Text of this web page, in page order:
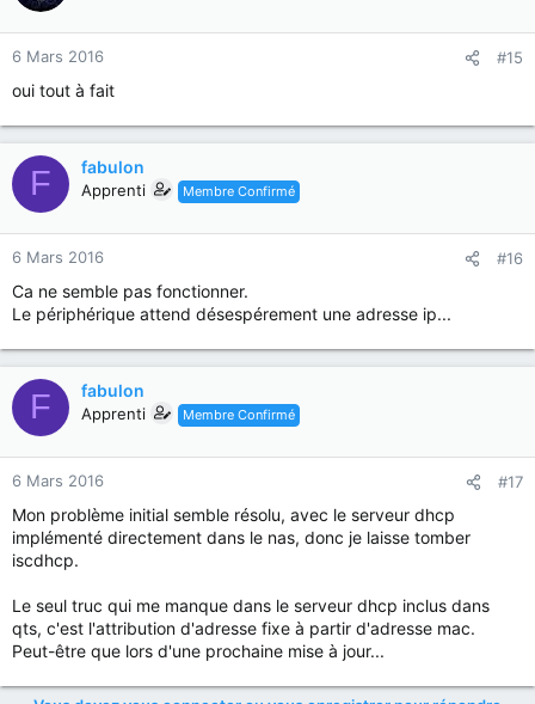
6 Mars 2016 #15
oui tout à fait
F fabulon
Apprenti Membre Confirmé
6 Mars 2016 #16
Ca ne semble pas fonctionner.
Le périphérique attend désespérement une adresse ip...
F fabulon
Apprenti Membre Confirmé
6 Mars 2016 #17
Mon problème initial semble résolu, avec le serveur dhcp
implémenté directement dans le nas, donc je laisse tomber
iscdhcp.
Le seul truc qui me manque dans le serveur dhcp inclus dans
qts, c'est l'attribution d'adresse fixe à partir d'adresse mac.
Peut-être que lors d'une prochaine mise à jour...